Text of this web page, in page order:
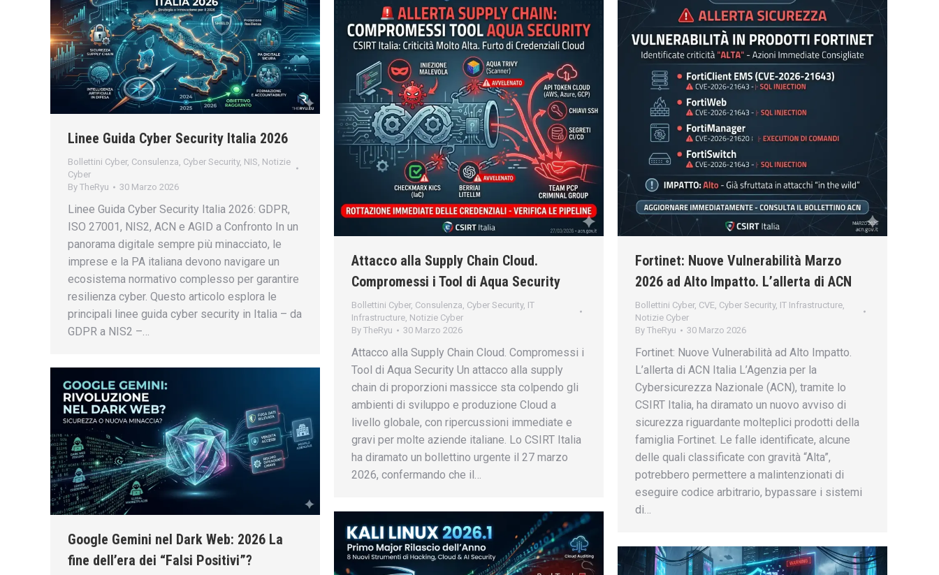
Linee Guida Cyber Security Italia 2026
Bollettini Cyber, Consulenza Cyber Security, NIS Notizie
Cyber
By TheRyu 30 Marzo 2026
Linee Guida Cyber Security Italia 2026: GDPR,
ISO 27001, NIS2, ACN e AGID a Confronto In un
panorama digitale sempre più minacciato, le
imprese e la PA italiana devono navigare un
ecosistema normativo complesso per garantire
resilienza cyber. Questo articolo esplora le
principali linee guida cyber security in Italia – da
GDPR a NIS2 –…
Attacco alla Supply Chain Cloud.
Compromessi i Tool di Aqua Security
Bollettini Cyber, Consulenza Cyber Security, IT
Infrastructure Notizie Cyber
By TheRyu 30 Marzo 2026
Attacco alla Supply Chain Cloud. Compromessi i
Tool di Aqua Security Un attacco alla supply
chain di proporzioni massicce sta colpendo gli
ambienti di sviluppo e produzione Cloud a
livello globale, con ripercussioni immediate e
gravi per molte aziende italiane. Lo CSIRT Italia
ha diramato un bollettino urgente il 27 marzo
2026, confermando che il…
Fortinet: Nuove Vulnerabilità Marzo
2026 ad Alto Impatto. L’allerta di ACN
Bollettini Cyber, CVE Cyber Security, IT Infrastructure
Notizie Cyber
By TheRyu 30 Marzo 2026
Fortinet: Nuove Vulnerabilità ad Alto Impatto.
L’allerta di ACN Italia L’Agenzia per la
Cybersicurezza Nazionale (ACN), tramite lo
CSIRT Italia, ha diramato un nuovo avviso di
sicurezza riguardante molteplici prodotti della
famiglia Fortinet. Le falle identificate, alcune
delle quali classificate con gravità “Alta”,
potrebbero permettere a malintenzionati di
eseguire codice arbitrario, bypassare i sistemi
di…
Google Gemini nel Dark Web: 2026 La
fine dell’era dei “Falsi Positivi”?